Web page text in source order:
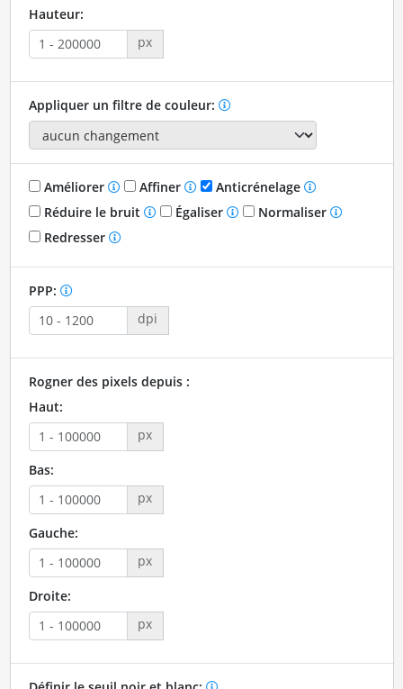
Hauteur:
px
Appliquer un filtre de couleur:
Améliorer Affiner
Anticrénelage
Réduire le bruit
Égaliser
Normaliser
Redresser
PPP:
dpi
Rogner des pixels depuis :
Haut:
px
Bas:
px
Gauche:
px
Droite:
px